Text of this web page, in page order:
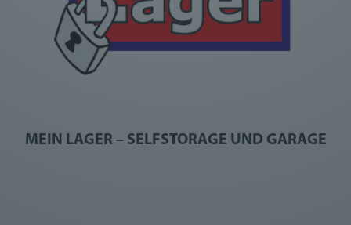
MEIN LAGER – SELFSTORAGE UND GARAGE